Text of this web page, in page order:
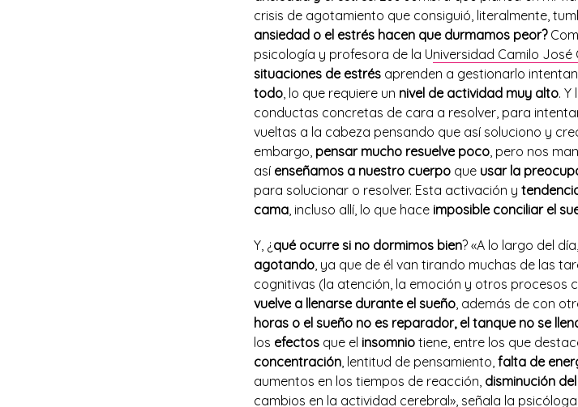
crisis de agotamiento que consiguió, literalmente,
ansiedad o el estrés hacen que durmamos peor?
psicología y profesora de la Universidad Camilo José
situaciones de estrés aprenden a gestionarlo
todo, lo que requiere un nivel de actividad muy alto.
conductas concretas de cara a resolver, para
vueltas a la cabeza pensando que así soluciono y
embargo, pensar mucho resuelve poco, pero nos
así enseñamos a nuestro cuerpo que usar la
para solucionar o resolver. Esta activación y
cama, incluso allí, lo que hace imposible conciliar el
Y, ¿ qué ocurre si no dormimos bien? «A lo largo del día,
agotando, ya que de él van tirando muchas de las
cognitivas (la atención, la emoción y otros procesos
vuelve a llenarse durante el sueño, además de con
horas o el sueño no es reparador, el tanque no se
los efectos que el insomnio tiene, entre los que
concentración, lentitud de pensamiento, falta de
aumentos en los tiempos de reacción, disminución
cambios en la actividad cerebral», señala la psicóloga.